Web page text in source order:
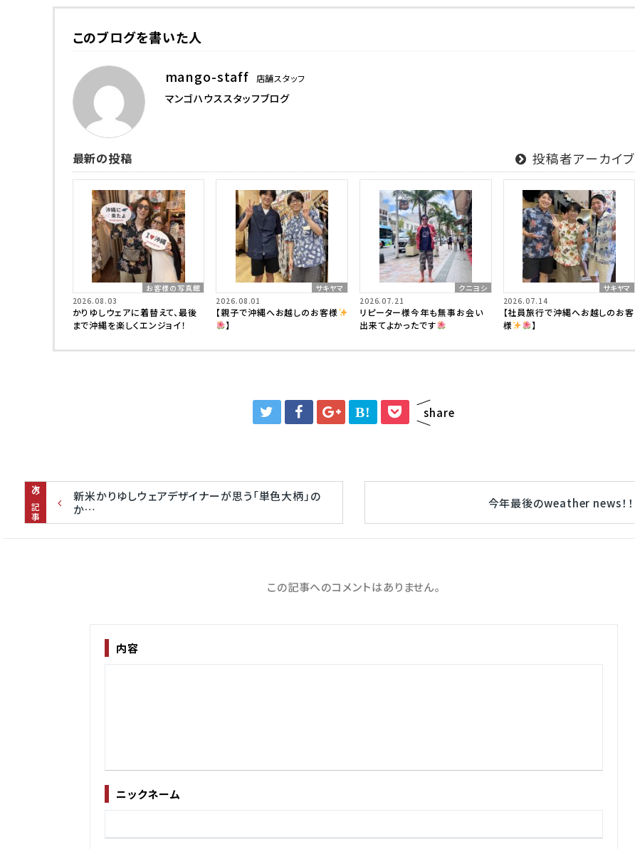
このブログを書いた人
mango-staff 店舗スタッフ
マンゴハウススタッフブログ
最新の投稿 投稿者アーカイブ
お客様の写真館
2026.08.03
かりゆしウェアに着替えて、最後
まで沖縄を楽しくエンジョイ！
サキヤマ
2026.08.01
【親子で沖縄へお越しのお客様
】
クニヨシ
2026.07.21
リピーター様今年も無事お会い
出来てよかったです
サキヤマ
2026.07.14
【社員旅行で沖縄へお越しのお客
様
】
B! share
次の記事
新米かりゆしウェアデザイナーが思う「単色大柄」の
か…
今年最後のweather news！！
この記事へのコメントはありません。
ニックネーム
内容